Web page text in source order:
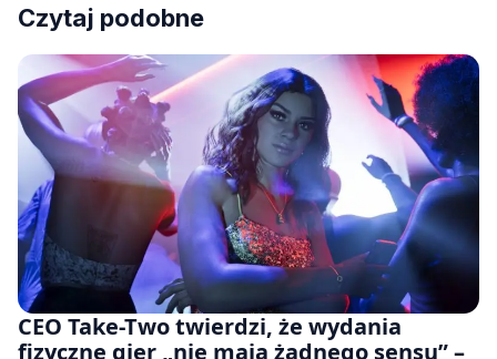
Czytaj podobne
CEO Take-Two twierdzi, że wydania
fizyczne gier „nie mają żadnego sensu” –